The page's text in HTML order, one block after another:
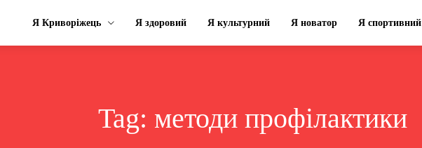
Я Криворіжець Я здоровий Я культурний Я новатор Я спортивний
Tag: методи профілактики